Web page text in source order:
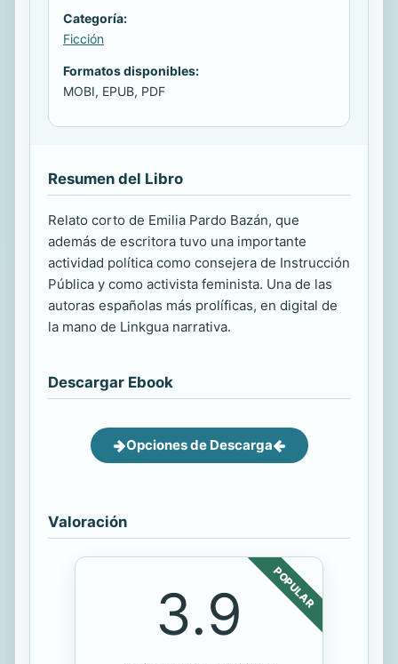
Categoría:
Ficción
Formatos disponibles:
MOBI, EPUB, PDF
Resumen del Libro
Relato corto de Emilia Pardo Bazán, que
además de escritora tuvo una importante
actividad política como consejera de Instrucción
Pública y como activista feminista. Una de las
autoras españolas más prolíficas, en digital de
la mano de Linkgua narrativa.
Descargar Ebook
Opciones de Descarga
Valoración
POPULAR
3.9